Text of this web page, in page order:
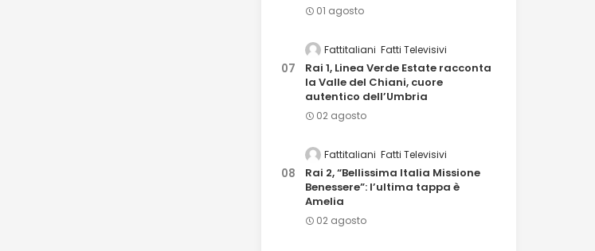
01 agosto
Fattitaliani Fatti Televisivi
Rai 1, Linea Verde Estate racconta
la Valle del Chiani, cuore
autentico dell’Umbria
02 agosto
Fattitaliani Fatti Televisivi
Rai 2, “Bellissima Italia Missione
Benessere”: l’ultima tappa è
Amelia
02 agosto